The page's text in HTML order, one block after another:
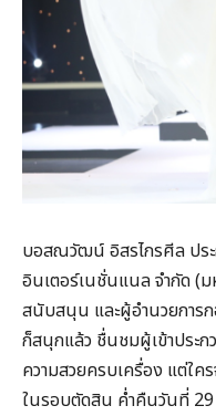
บอสณวัฒน์ อิสรไกรศีล ปร
อินเตอร์เนชั่นแนล จำกัด (
สนับสนุน และผู้อำนวยการก
ก็สนุกแล้ว ชื่นชมผู้เข้าประ
ความสวยครบเครื่อง แต่ใ
ในรอบตัดสิน ค่ำคืนวันที่